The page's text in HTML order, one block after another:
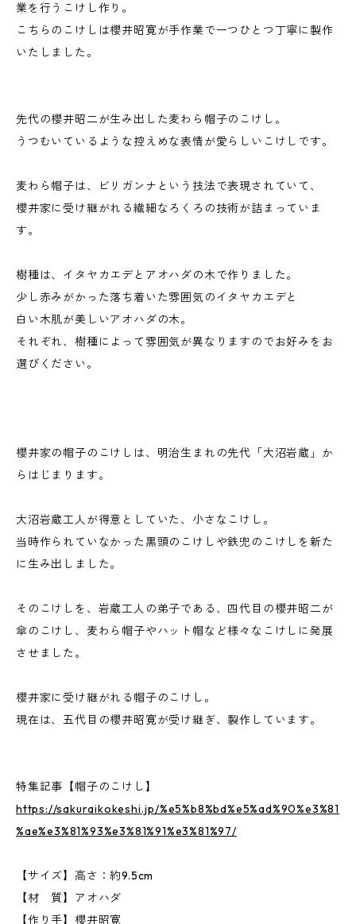
業を行うこけし作り。
こちらのこけしは櫻井昭寛が手作業で一つひとつ丁寧に製作
いたしました。
先代の櫻井昭二が生み出した麦わら帽子のこけし。
うつむいているような控えめな表情が愛らしいこけしです。
麦わら帽子は、ビリガンナという技法で表現されていて、
櫻井家に受け継がれる繊細なろくろの技術が詰まっていま
す。
樹種は、イタヤカエデとアオハダの木で作りました。
少し赤みがかった落ち着いた雰囲気のイタヤカエデと
白い木肌が美しいアオハダの木。
それぞれ、樹種によって雰囲気が異なりますのでお好みをお
選びください。
櫻井家の帽子のこけしは、明治生まれの先代「大沼岩蔵」か
らはじまります。
大沼岩蔵工人が得意としていた、小さなこけし。
当時作られていなかった黒頭のこけしや鉄兜のこけしを新た
に生み出しました。
そのこけしを、岩蔵工人の弟子である、四代目の櫻井昭二が
傘のこけし、麦わら帽子やハット帽など様々なこけしに発展
させました。
櫻井家に受け継がれる帽子のこけし。
現在は、五代目の櫻井昭寛が受け継ぎ、製作しています。
特集記事【帽子のこけし】
https://sakuraikokeshi.jp/%e5%b8%bd%e5%ad%90%e3%81
%ae%e3%81%93%e3%81%91%e3%81%97/
【サイズ】高さ：約9.5cm
【材 質】アオハダ
【作り手】櫻井昭寛